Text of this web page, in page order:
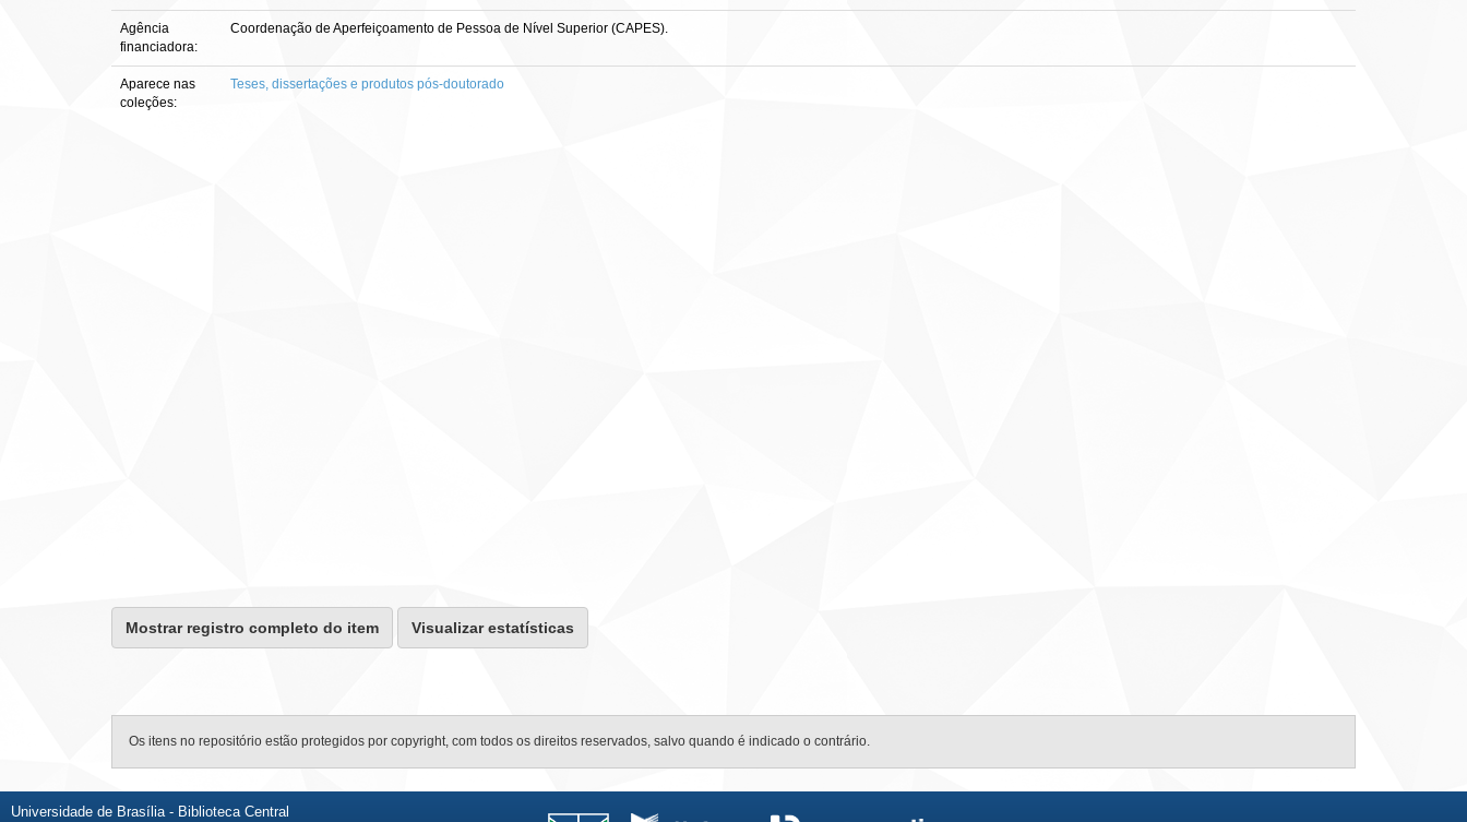
Agência
financiadora:
Coordenação de Aperfeiçoamento de Pessoa de Nível Superior (CAPES).
Aparece nas
coleções:
Teses, dissertações e produtos pós-doutorado
Mostrar registro completo do item Visualizar estatísticas
Os itens no repositório estão protegidos por copyright, com todos os direitos reservados, salvo quando é indicado o contrário.
Universidade de Brasília - Biblioteca Central